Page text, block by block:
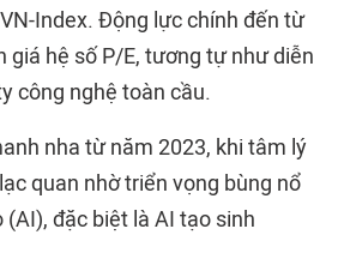
Index. Động lực chính đến từ
giá hệ số P/E, tương tự như diễn
công nghệ toàn cầu.
nha từ năm 2023, khi tâm lý
quan nhờ triển vọng bùng nổ
đặc biệt là AI tạo sinh